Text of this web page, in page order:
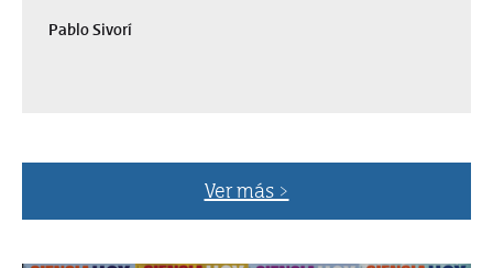
Pablo Sivorí
Ver más >